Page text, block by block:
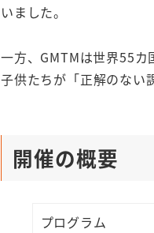
いました。
一方、GMTMは世界55カ
子供たちが「正解のない
開催の概要
プログラム